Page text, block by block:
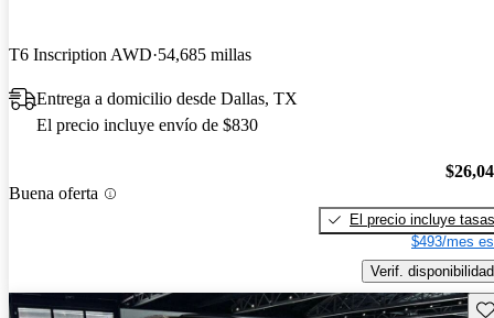
T6 Inscription AWD 54,685 millas
Entrega a domicilio desde Dallas, TX
El precio incluye envío de $830
Buena oferta
El precio incluye tasas
$493/mes
Verif. disponibilidad